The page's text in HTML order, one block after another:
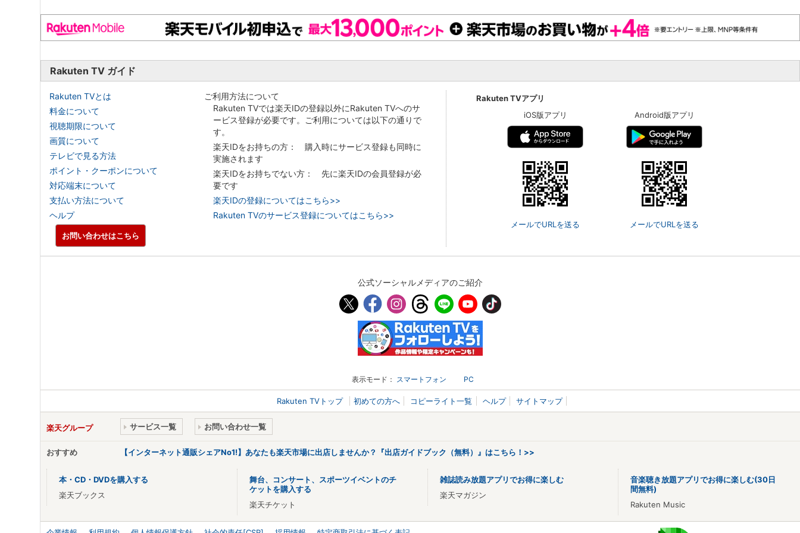
Rakuten TV ガイド
Rakuten TVとは
料金について
視聴期限について
画質について
テレビで見る方法
ポイント・クーポンについて
対応端末について
支払い方法について
ヘルプ
ご利用方法について
Rakuten TVでは楽天IDの登録以外にRakuten TVへのサ
ービス登録が必要です。ご利用については以下の通りで
す。
楽天IDをお持ちの方： 購入時にサービス登録も同時に
実施されます
楽天IDをお持ちでない方： 先に楽天IDの会員登録が必
要です
楽天IDの登録についてはこちら>>
Rakuten TVのサービス登録についてはこちら>>
Rakuten TVアプリ
iOS版アプリ
メールでURLを送る
Android版アプリ
メールでURLを送る
お問い合わせはこちら
公式ソーシャルメディアのご紹介
表示モード： スマートフォン PC
Rakuten TVトップ 初めての方へ コピーライト一覧 ヘルプ サイトマップ
楽天グループ サービス一覧 お問い合わせ一覧
おすすめ 【インターネット通販シェアNo1!】あなたも楽天市場に出店しませんか？『出店ガイドブック（無料）』はこちら！>>
本・CD・DVDを購入する
楽天ブックス
舞台、コンサート、スポーツイベントのチ
ケットを購入する
楽天チケット
雑誌読み放題アプリでお得に楽しむ
楽天マガジン
音楽聴き放題アプリでお得に楽しむ(30日
間無料)
Rakuten Music